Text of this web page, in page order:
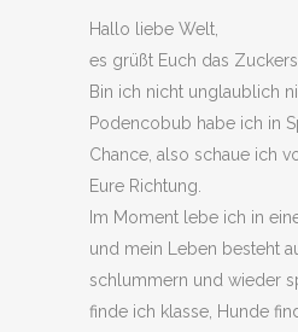
Hallo liebe Welt,
es grüßt Euch das
Bin ich nicht unglaublich
Podencobub habe ich in
Chance, also schaue ich
Eure Richtung.
Im Moment lebe ich in
und mein Leben besteht
schlummern und wieder
finde ich klasse, Hunde